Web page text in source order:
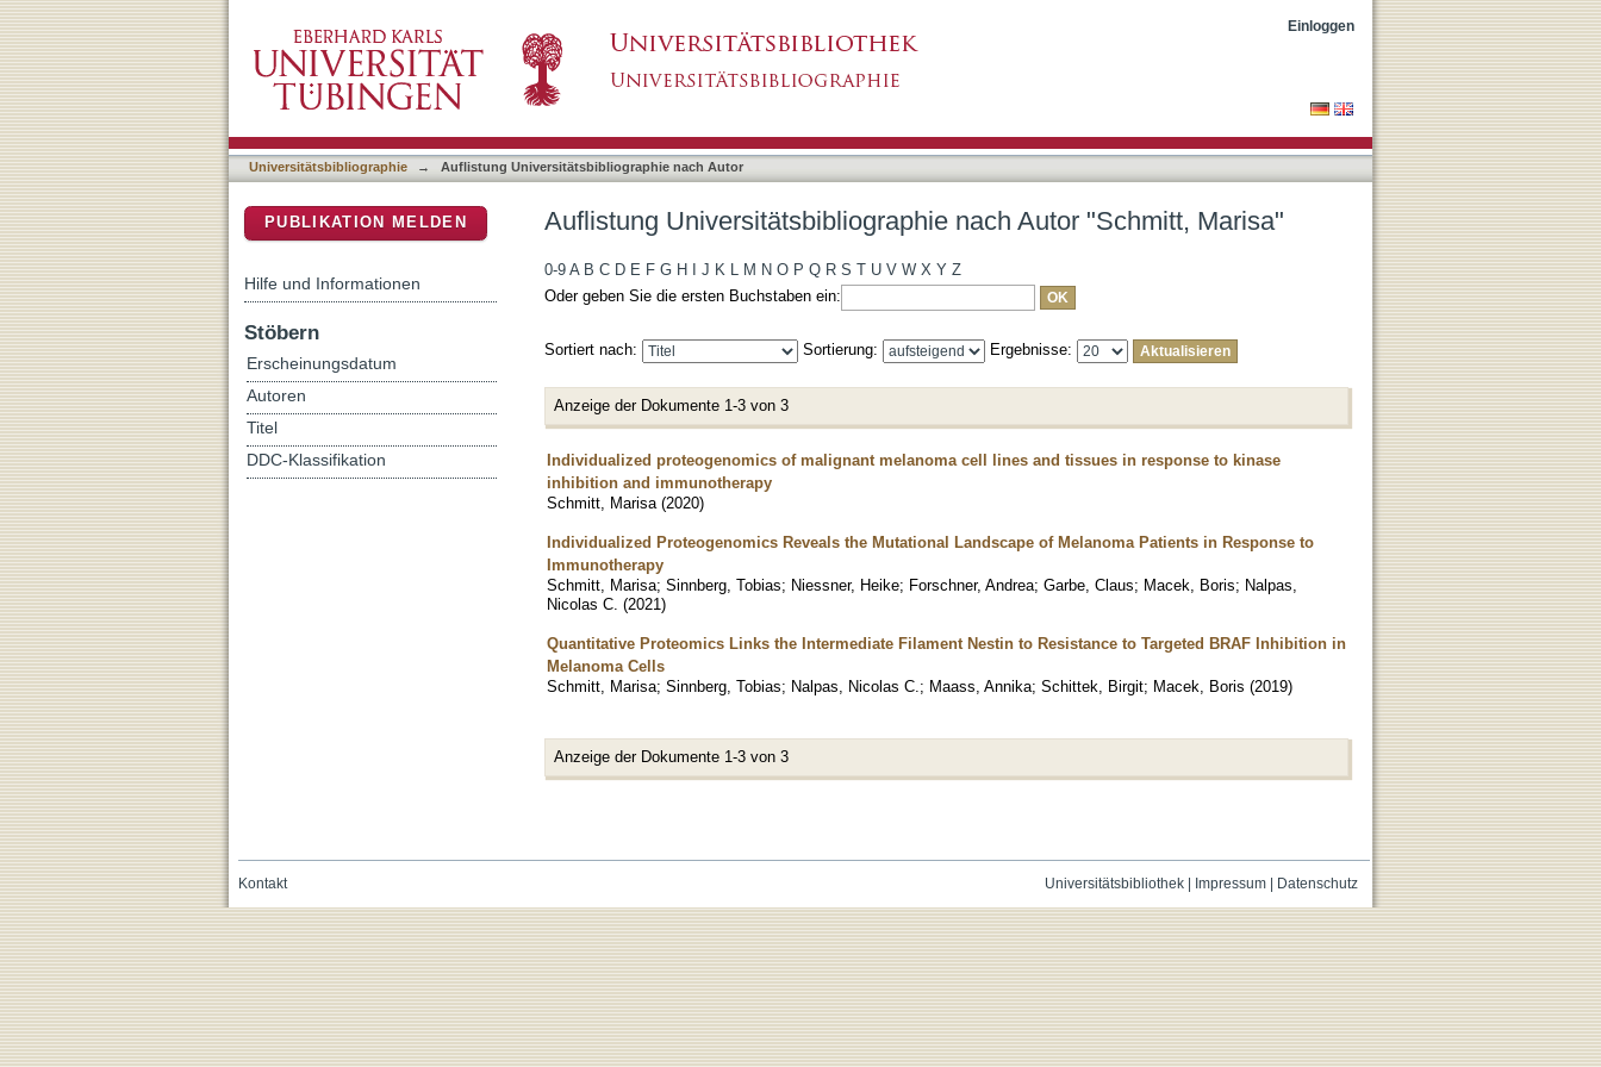
Einloggen
Universitätsbibliographie → Auflistung Universitätsbibliographie nach Autor
Auflistung Universitätsbibliographie nach Autor "Schmitt, Marisa"
0-9 A B C D E F G H J K L M N O P Q R S T U V W X Y Z
Oder geben Sie die ersten Buchstaben ein:
Sortiert nach: Sortierung: Ergebnisse:
Anzeige der Dokumente 1-3 von 3
Individualized proteogenomics of malignant melanoma cell lines and tissues in response to kinase
inhibition and immunotherapy
Schmitt, Marisa (2020)
Individualized Proteogenomics Reveals the Mutational Landscape of Melanoma Patients in Response to
Immunotherapy
Schmitt, Marisa; Sinnberg, Tobias; Niessner, Heike; Forschner, Andrea; Garbe, Claus; Macek, Boris; Nalpas,
Nicolas C. (2021)
Quantitative Proteomics Links the Intermediate Filament Nestin to Resistance to Targeted BRAF Inhibition in
Melanoma Cells
Schmitt, Marisa; Sinnberg, Tobias; Nalpas, Nicolas C. ; Maass, Annika; Schittek, Birgit; Macek, Boris (2019)
Anzeige der Dokumente 1-3 von 3
PUBLIKATION MELDEN
Hilfe und Informationen
Stöbern
Erscheinungsdatum
Autoren
Titel
DDC-Klassifikation
Universitätsbibliothek| Impressum| Datenschutz
Kontakt